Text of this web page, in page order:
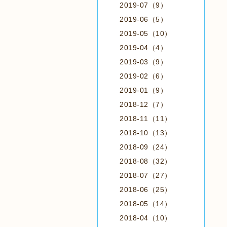
2019-07（9）
2019-06（5）
2019-05（10）
2019-04（4）
2019-03（9）
2019-02（6）
2019-01（9）
2018-12（7）
2018-11（11）
2018-10（13）
2018-09（24）
2018-08（32）
2018-07（27）
2018-06（25）
2018-05（14）
2018-04（10）